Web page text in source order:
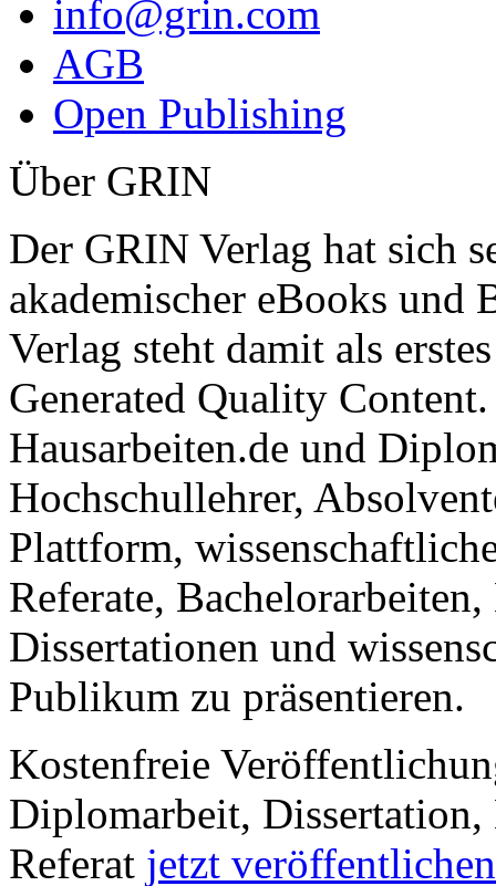
info@grin.com
AGB
Open Publishing
Über GRIN
Der GRIN Verlag hat sich
akademischer eBooks und
Verlag steht damit als
Generated Quality
Hausarbeiten.de und
Hochschullehrer,
Plattform,
Referate,
Dissertationen und
Publikum zu präsentieren.
Kostenfreie
Diplomarbeit,
Referat jetzt